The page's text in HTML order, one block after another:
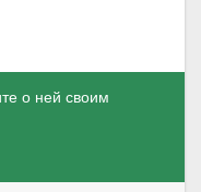
о ней своим